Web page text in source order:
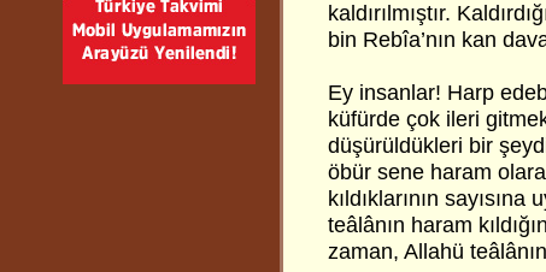
kaldırılmıştır.
bin Rebîa’nın kan
Ey insanlar! Harp
küfürde çok ileri
düşürüldükleri bir
öbür sene haram
kıldıklarının
teâlânın haram
zaman, Allahü